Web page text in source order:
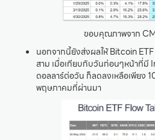
ขอบคุณภาพจาก
นอกจากนี้ยังส่งผลให้ Bitcoin
สาม เมื่อเทียบกับวันก่อนๆหน้าที่มี
ดอลลาร์ต่อวัน ก็ลดลงเหลือเพียง
พฤษภาคมที่ผ่านมา